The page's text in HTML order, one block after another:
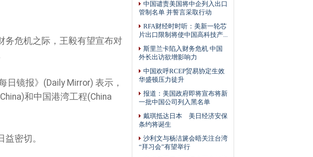
务危机之际，王毅有望宣布对
日镜报》(Daily Mirror) 表示，
和中国港湾工程(China
密切。
中国谴责美国将中企列入出口
管制名单 并誓言采取行动
RFA财经时时听：美新一轮芯
片出口限制将使中国高科技产...
斯里兰卡陷入财务危机 中国
外长出访欲增影响力
中国欢呼RCEP贸易协定生效
华盛顿压力徒升
报道：美国政府即将宣布将新
一批中国公司列入黑名单
戴琪抵达日本 美日经济安保
条约将诞生
沙利文与杨洁篪会晤关注台湾
“拜习会”有望举行